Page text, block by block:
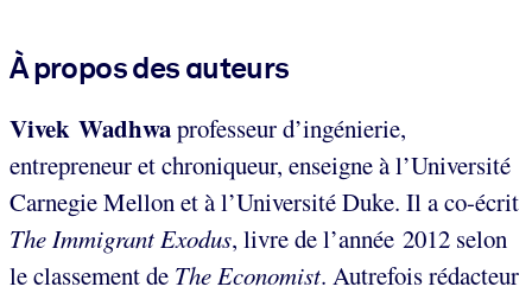
À propos des auteurs
Vivek Wadhwaprofesseur d’ingénierie,
entrepreneur et chroniqueur, enseigne à l’Université
Carnegie Mellon et à l’Université Duke. Il a co-écrit
The Immigrant Exodus, livre de l’année 2012 selon
le classement de The Economist. Autrefois rédacteur